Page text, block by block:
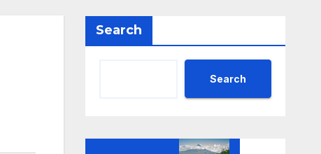
Search
Search